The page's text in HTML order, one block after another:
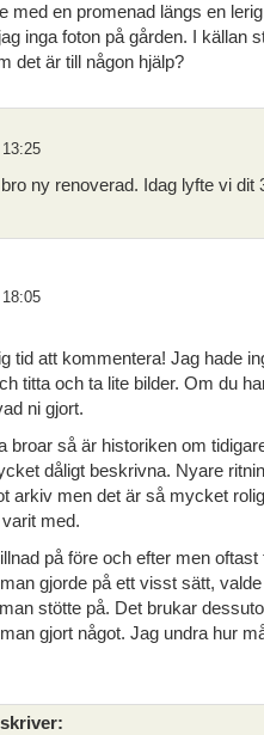
med en promenad längs en
inga foton på gården. I källan
det är till någon hjälp?
ny renoverad. Idag lyfte vi dit
tid att kommentera! Jag hade
titta och ta lite bilder. Om du
ni gjort.
broar så är historiken om
dåligt beskrivna. Nyare
arkiv men det är så mycket
med.
på före och efter men oftast
gjorde på ett visst sätt,
stötte på. Det brukar
gjort något. Jag undra hur
skriver: